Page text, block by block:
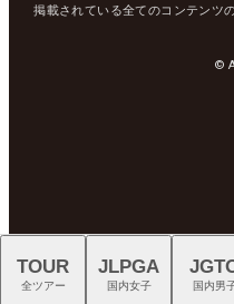
掲載されている全てのコンテンツ
©
TOUR
全ツアー
JLPGA
国内女子 国内男